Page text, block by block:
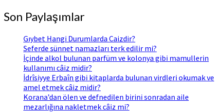
Son Paylaşımlar
Gıybet Hangi Durumlarda Caizdir?
Seferde sünnet namazları terk edilir mi?
İçinde alkol bulunan parfüm ve kolonya gibi mamullerin
kullanımı câiz midir?
İdrîsiyye Erbaîn gibi kitaplarda bulunan virdleri okumak ve
amel etmek câiz midir?
Korana’dan ölen ve defnedilen birini sonradan aile
mezarlığına nakletmek câiz mi?